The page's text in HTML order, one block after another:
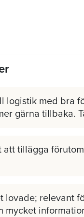
logistik med bra
gärna tillbaka.
att tillägga
lovade; relevant
mycket